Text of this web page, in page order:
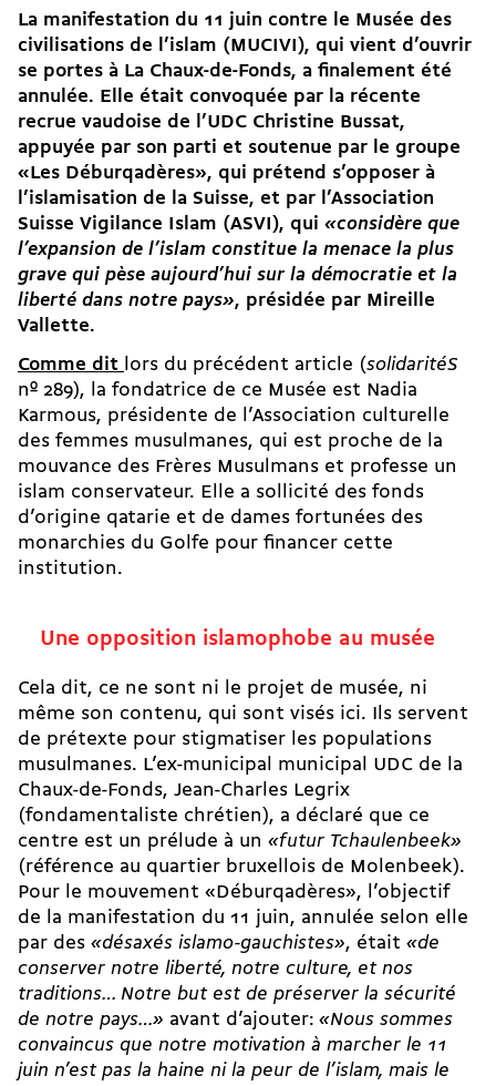
La manifestation du 11 juin contre le Musée des
civilisations de l’islam (MUCIVI), qui vient d’ouvrir
se portes à La Chaux-de-Fonds, a finalement été
annulée. Elle était convoquée par la récente
recrue vaudoise de l’UDC Christine Bussat,
appuyée par son parti et soutenue par le groupe
«Les Déburqadères», qui prétend s’opposer à
l’islamisation de la Suisse, et par l’Association
Suisse Vigilance Islam (ASVI), qui «considère que
l’expansion de l’islam constitue la menace la plus
grave qui pèse aujourd’hui sur la démocratie et la
liberté dans notre pays», présidée par Mireille
Vallette.
Comme dit lors du précédent article (solidaritéS
nº 289), la fondatrice de ce Musée est Nadia
Karmous, présidente de l’Association culturelle
des femmes musulmanes, qui est proche de la
mouvance des Frères Musulmans et professe un
islam conservateur. Elle a sollicité des fonds
d’origine qatarie et de dames fortunées des
monarchies du Golfe pour financer cette
institution.
Une opposition islamophobe au musée
Cela dit, ce ne sont ni le projet de musée, ni
même son contenu, qui sont visés ici. Ils servent
de prétexte pour stigmatiser les populations
musulmanes. L’ex-municipal municipal UDC de la
Chaux-de-Fonds, Jean-Charles Legrix
(fondamentaliste chrétien), a déclaré que ce
centre est un prélude à un «futur Tchaulenbeek»
(référence au quartier bruxellois de Molenbeek).
Pour le mouvement «Déburqadères», l’objectif
de la manifestation du 11 juin, annulée selon elle
par des «désaxés islamo-gauchistes», était «de
conserver notre liberté, notre culture, et nos
traditions… Notre but est de préserver la sécurité
de notre pays…» avant d’ajouter: «Nous sommes
convaincus que notre motivation à marcher le 11
juin n’est pas la haine ni la peur de l’islam, mais le